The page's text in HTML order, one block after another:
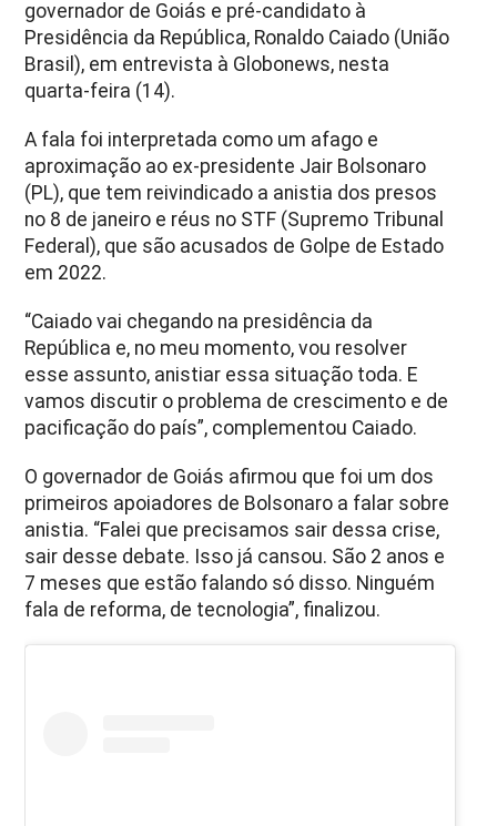
governador de Goiás e pré-candidato à
Presidência da República, Ronaldo Caiado (União
Brasil), em entrevista à Globonews, nesta
quarta-feira (14).
A fala foi interpretada como um afago e
aproximação ao ex-presidente Jair Bolsonaro
(PL), que tem reivindicado a anistia dos presos
no 8 de janeiro e réus no STF (Supremo Tribunal
Federal), que são acusados de Golpe de Estado
em 2022.
“Caiado vai chegando na presidência da
República e, no meu momento, vou resolver
esse assunto, anistiar essa situação toda. E
vamos discutir o problema de crescimento e de
pacificação do país”, complementou Caiado.
O governador de Goiás afirmou que foi um dos
primeiros apoiadores de Bolsonaro a falar sobre
anistia. “Falei que precisamos sair dessa crise,
sair desse debate. Isso já cansou. São 2 anos e
7 meses que estão falando só disso. Ninguém
fala de reforma, de tecnologia”, finalizou.